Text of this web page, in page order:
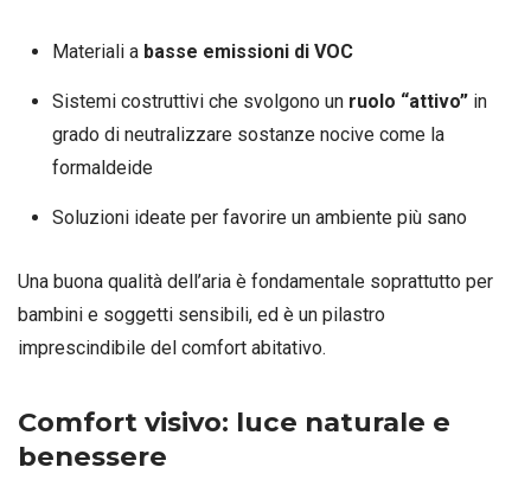
Materiali a basse emissioni di VOC
Sistemi costruttivi che svolgono unruolo “attivo”in
grado di neutralizzare sostanze nocive come la
formaldeide
Soluzioni ideate per favorire un ambiente più sano
Una buona qualità dell’aria è fondamentale soprattutto per
bambini e soggetti sensibili, ed è un pilastro
imprescindibile del comfort abitativo.
Comfort visivo: luce naturale e
benessere